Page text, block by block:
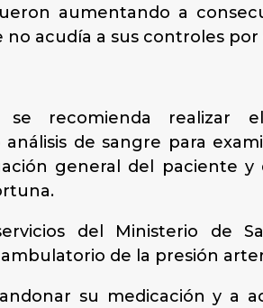
aumentando a
acudía a sus controles por
recomienda realizar
de sangre para
general del paciente
del Ministerio de
de la presión
su medicación y a